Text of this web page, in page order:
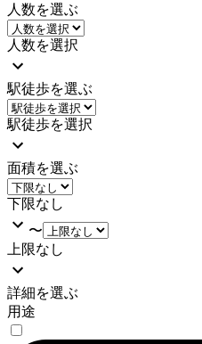
人数を選ぶ
人数を選択
駅徒歩を選ぶ
駅徒歩を選択
面積を選ぶ
下限なし
〜
上限なし
詳細を選ぶ
用途